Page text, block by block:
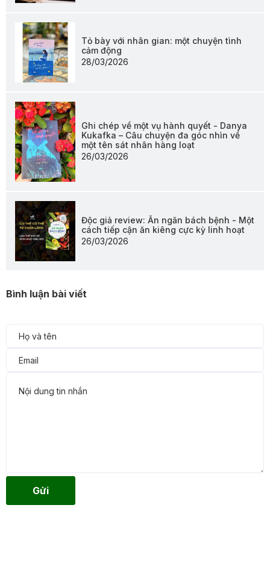
Tỏ bày với nhân gian: một chuyện tình
cảm động
28/03/2026
Ghi chép về một vụ hành quyết - Danya
Kukafka – Câu chuyện đa góc nhìn về
một tên sát nhân hàng loạt
26/03/2026
Độc giả review: Ăn ngăn bách bệnh - Một
cách tiếp cận ăn kiêng cực kỳ linh hoạt
26/03/2026
Bình luận bài viết
Gửi